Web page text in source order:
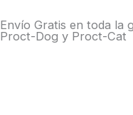
al
contenido
Envío Gratis en toda la
Proct-Dog y Proct-Cat